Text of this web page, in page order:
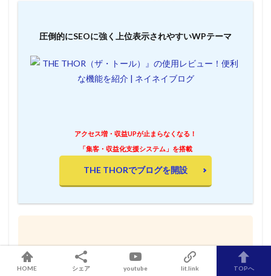
圧倒的にSEOに強く上位表示されやすいWPテーマ
アクセス増・収益UPが止まらなくなる！
「集客・収益化支援システム」を搭載
THE THORでブログを開設
処理速度は国内レンタルサーバーの中で最速の
ConoHa WING
HOME シェア youtube lit.link TOPへ